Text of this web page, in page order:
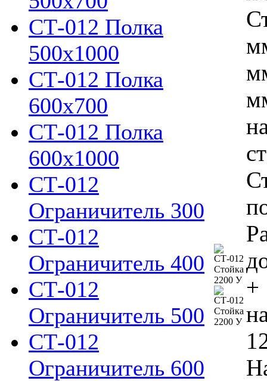
СТ-012 Полка
500х1000
СТ-012 Полка
600х700
СТ-012 Полка
600х1000
СТ-012
Ограничитель 300
СТ-012
Ограничитель 400
СТ-012
Ограничитель 500
СТ-012
Ограничитель 600
+